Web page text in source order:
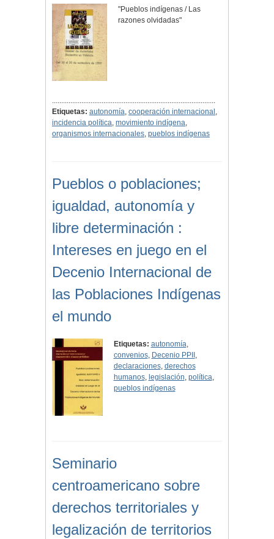
"Pueblos indígenas / Las
razones olvidadas"
.........................................................................................
Etiquetas: autonomía, cooperación internacional ,
incidencia política, movimiento indígena,
organismos internacionales, pueblos indígenas
Pueblos o poblaciones;
igualdad, autonomía y
libre determinación :
Intereses en juego en el
Decenio Internacional de
las Poblaciones Indígenas
el mundo
Etiquetas: autonomía,
convenios, Decenio PPII ,
declaraciones, derechos
humanos, legislación, política,
pueblos indígenas
Seminario
centroamericano sobre
derechos territoriales y
legalización de territorios